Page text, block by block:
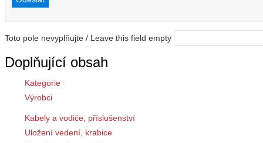
Toto pole nevyplňujte / Leave this field empty
Doplňující obsah
Kategorie
Výrobci
Kabely a vodiče, příslušenství
Uložení vedení, krabice